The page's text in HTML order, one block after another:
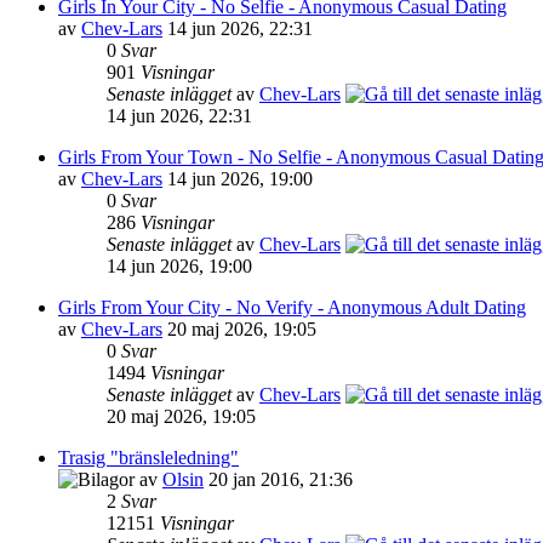
Girls In Your City - No Selfie - Anonymous Casual Dating
av Chev-Lars 14 jun 2026, 22:31
0 Svar
901 Visningar
Senaste inläggetav Chev-Lars
14 jun 2026, 22:31
Girls From Your Town - No Selfie - Anonymous Casual Dating
av Chev-Lars 14 jun 2026, 19:00
0 Svar
286 Visningar
Senaste inläggetav Chev-Lars
14 jun 2026, 19:00
Girls From Your City - No Verify - Anonymous Adult Dating
av Chev-Lars 20 maj 2026, 19:05
0 Svar
1494 Visningar
Senaste inläggetav Chev-Lars
20 maj 2026, 19:05
Trasig "bränsleledning"
av Olsin 20 jan 2016, 21:36
2 Svar
12151 Visningar